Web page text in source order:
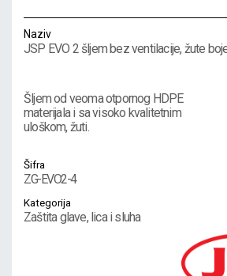
Naziv
JSP EVO 2 šljem bez ventilacije, žute
Šljem od veoma otpornog HDPE
materijala i sa visoko kvalitetnim
uloškom, žuti.
Šifra
ZG-EVO2-4
Kategorija
Zaštita glave, lica i sluha